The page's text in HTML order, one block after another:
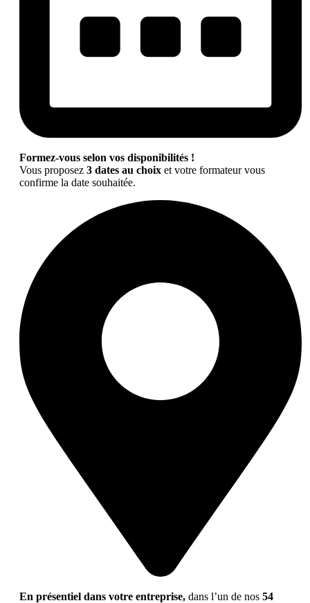
Formez-vous selon vos disponibilités !
Vous proposez 3 dates au choix et votre formateur vous
confirme la date souhaitée.
En présentiel dans votre entreprise, dans l’un de nos 54